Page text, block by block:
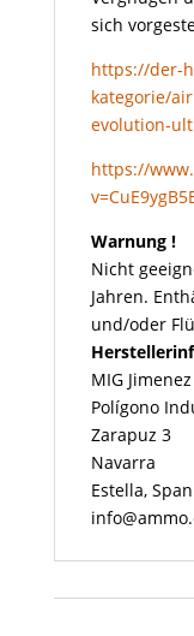
sich
https://der-
kategorie/
evolution-
https://
Warnung !
Nicht
Jahren.
und/oder
MIG Jimenez
Polígono
Zarapuz 3
Navarra
Estella,